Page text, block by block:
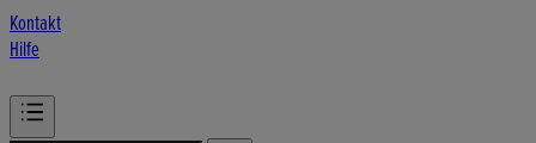
Kontakt
Hilfe